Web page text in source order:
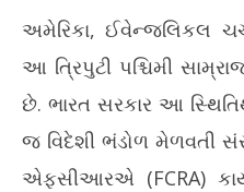
અમેરિકા, ઈવેન્જલિકલ
આ ત્રિપુટી પશ્ચિમી
છે. ભારત સરકાર આ
જ વિદેશી ભંડોળ મેળવતી
એફસીઆરએ (FCRA)